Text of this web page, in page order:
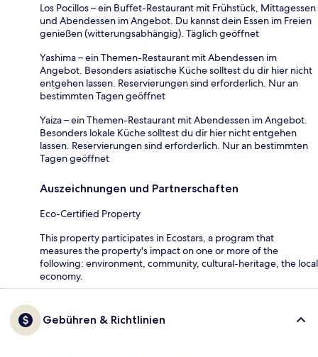
Los Pocillos – ein Buffet-Restaurant mit Frühstück, Mittagessen
und Abendessen im Angebot. Du kannst dein Essen im Freien
genießen (witterungsabhängig). Täglich geöffnet
Yashima – ein Themen-Restaurant mit Abendessen im
Angebot. Besonders asiatische Küche solltest du dir hier nicht
entgehen lassen. Reservierungen sind erforderlich. Nur an
bestimmten Tagen geöffnet
Yaiza – ein Themen-Restaurant mit Abendessen im Angebot.
Besonders lokale Küche solltest du dir hier nicht entgehen
lassen. Reservierungen sind erforderlich. Nur an bestimmten
Tagen geöffnet
Auszeichnungen und Partnerschaften
Eco-Certified Property
This property participates in Ecostars, a program that
measures the property's impact on one or more of the
following: environment, community, cultural-heritage, the local
economy.
Gebühren & Richtlinien